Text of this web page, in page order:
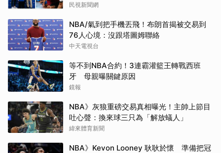
民視新聞網
NBA/氣到把手機丟飛！布朗首揭被交易到
76人心境：沒跟塔圖姆聯絡
中天電視台
等不到NBA合約！3連霸灌籃王轉戰西班
牙 母親曝關鍵原因
鏡報
NBA》灰狼重磅交易真相曝光！主帥上節目
吐心聲：換來球三只為「解放蟻人」
緯來體育新聞
NBA》Kevon Looney 耿耿於懷 準備把冠